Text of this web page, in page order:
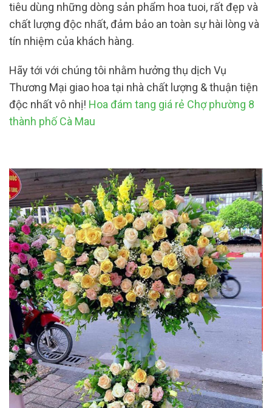
tiêu dùng những dòng sản phẩm hoa tuoi, rất đẹp và
chất lượng độc nhất, đảm bảo an toàn sự hài lòng và
tín nhiệm của khách hàng.
Hãy tới với chúng tôi nhằm hưởng thụ dịch Vụ
Thương Mại giao hoa tại nhà chất lượng & thuận tiện
độc nhất vô nhị! Hoa đám tang giá rẻ Chợ phường 8
thành phố Cà Mau